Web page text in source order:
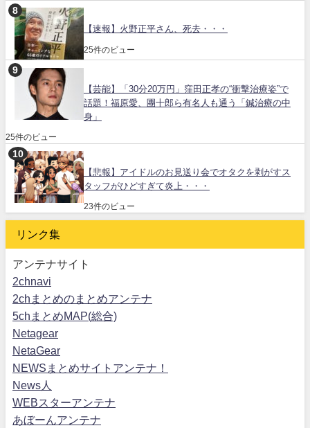
【速報】火野正平さん、死去・・・
25件のビュー
【芸能】「30分20万円」窪田正孝の“衝撃治療姿”で
話題！福原愛、團十郎ら有名人も通う「鍼治療の中
身」
25件のビュー
【悲報】アイドルのお見送り会でオタクを剥がすス
タッフがひどすぎて炎上・・・
23件のビュー
リンク集
アンテナサイト
2chnavi
2chまとめのまとめアンテナ
5chまとめMAP(総合)
Netagear
NetaGear
NEWSまとめサイトアンテナ！
News人
WEBスターアンテナ
あぼーんアンテナ